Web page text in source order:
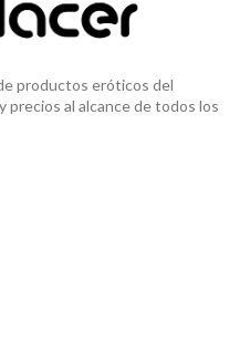
productos eróticos del
precios al alcance de todos los